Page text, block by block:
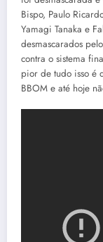
Bispo, Paulo
Yamagi Tanaka e
desmascarados
contra o sistema
pior de tudo isso é
BBOM e até hoje